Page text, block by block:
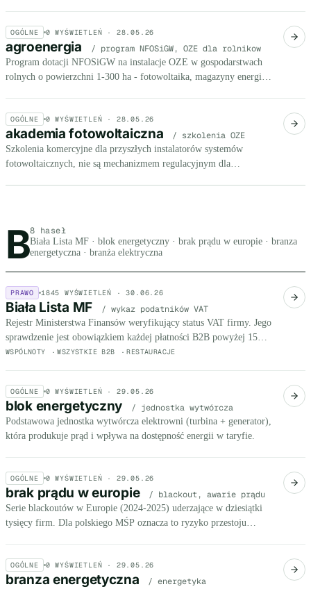
OGÓLNE 0 WYŚWIETLEŃ · 28.05.26
agroenergia / program NFOSiGW, OZE dla rolnikow
Program dotacji NFOSiGW na instalacje OZE w gospodarstwach
rolnych o powierzchni 1-300 ha - fotowoltaika, magazyny energii,
OGÓLNE 0 WYŚWIETLEŃ · 28.05.26
akademia fotowoltaiczna / szkolenia OZE
Szkolenia komercyjne dla przyszłych instalatorów systemów
fotowoltaicznych, nie są mechanizmem regulacyjnym dla
Litera B, 8 haseł
B8 haseł
Biała Lista MF · blok energetyczny · brak prądu w europie · branza
energetyczna · branża elektryczna
PRAWO 1845 WYŚWIETLEŃ ·30.06.26
Biała Lista MF / wykaz podatników VAT
Rejestr Ministerstwa Finansów weryfikujący status VAT firmy. Jego
sprawdzenie jest obowiązkiem każdej płatności B2B powyżej 15
000 zł - także faktur za prąd i gaz.
WSPÓLNOTY WSZYSTKIE B2B RESTAURACJE
OGÓLNE 0 WYŚWIETLEŃ · 29.05.26
blok energetyczny / jednostka wytwórcza
Podstawowa jednostka wytwórcza elektrowni (turbina + generator),
która produkuje prąd i wpływa na dostępność energii w taryfie.
OGÓLNE 0 WYŚWIETLEŃ · 29.05.26
brak prądu w europie / blackout, awarie prądu
Serie blackoutów w Europie (2024-2025) uderzające w dziesiątki
tysięcy firm. Dla polskiego MŚP oznacza to ryzyko przestoju
OGÓLNE 0 WYŚWIETLEŃ · 29.05.26
branza energetyczna / energetyka